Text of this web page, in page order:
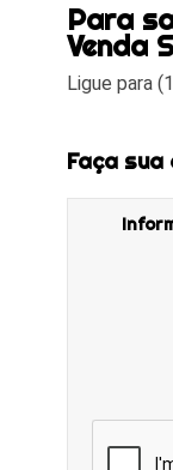
Para
Venda
Ligue para
Faça